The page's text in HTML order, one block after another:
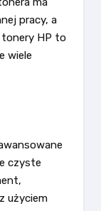
pracy, a
HP to
wiele
czyste
użyciem